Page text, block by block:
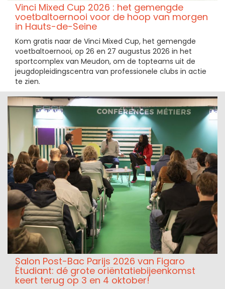
Vinci Mixed Cup 2026 : het gemengde
voetbaltoernooi voor de hoop van morgen
in Hauts-de-Seine
Kom gratis naar de Vinci Mixed Cup, het gemengde
voetbaltoernooi, op 26 en 27 augustus 2026 in het
sportcomplex van Meudon, om de topteams uit de
jeugdopleidingscentra van professionele clubs in actie
te zien.
Salon Post-Bac Parijs 2026 van Figaro
Étudiant: dé grote oriëntatiebijeenkomst
keert terug op 3 en 4 oktober!